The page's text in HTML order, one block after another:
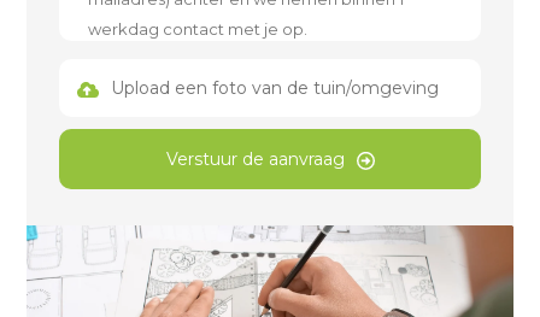
Upload een foto van de tuin/omgeving
Verstuur de aanvraag